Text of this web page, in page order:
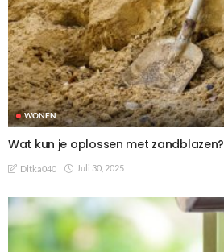
WONEN
Wat kun je oplossen met zandblazen?
Ditka040 Juli 30, 2025